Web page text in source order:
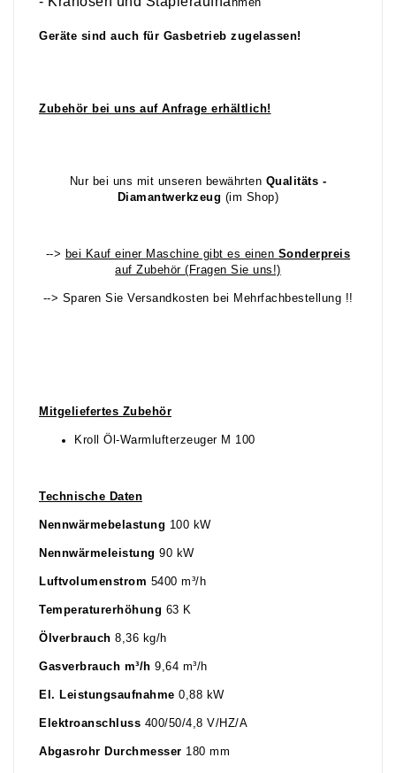
hmen
Geräte sind auch für Gasbetrieb zugelassen!
Zubehör bei uns auf Anfrage erhältlich!
Nur bei uns mit unseren bewährten Qualitäts -
Diamantwerkzeug (im Shop)
--> bei Kauf einer Maschine gibt es einen Sonderpreis
auf Zubehör (Fragen Sie uns!)
--> Sparen Sie Versandkosten bei Mehrfachbestellung !!
Mitgeliefertes Zubehör
Kroll Öl-Warmlufterzeuger M 100
Technische Daten
Nennwärmebelastung 100 kW
Nennwärmeleistung 90 kW
Luftvolumenstrom 5400 m³/h
Temperaturerhöhung 63 K
Ölverbrauch 8,36 kg/h
Gasverbrauch m³/h 9,64 m³/h
El. Leistungsaufnahme 0,88 kW
Elektroanschluss 400/50/4,8 V/HZ/A
Abgasrohr Durchmesser 180 mm